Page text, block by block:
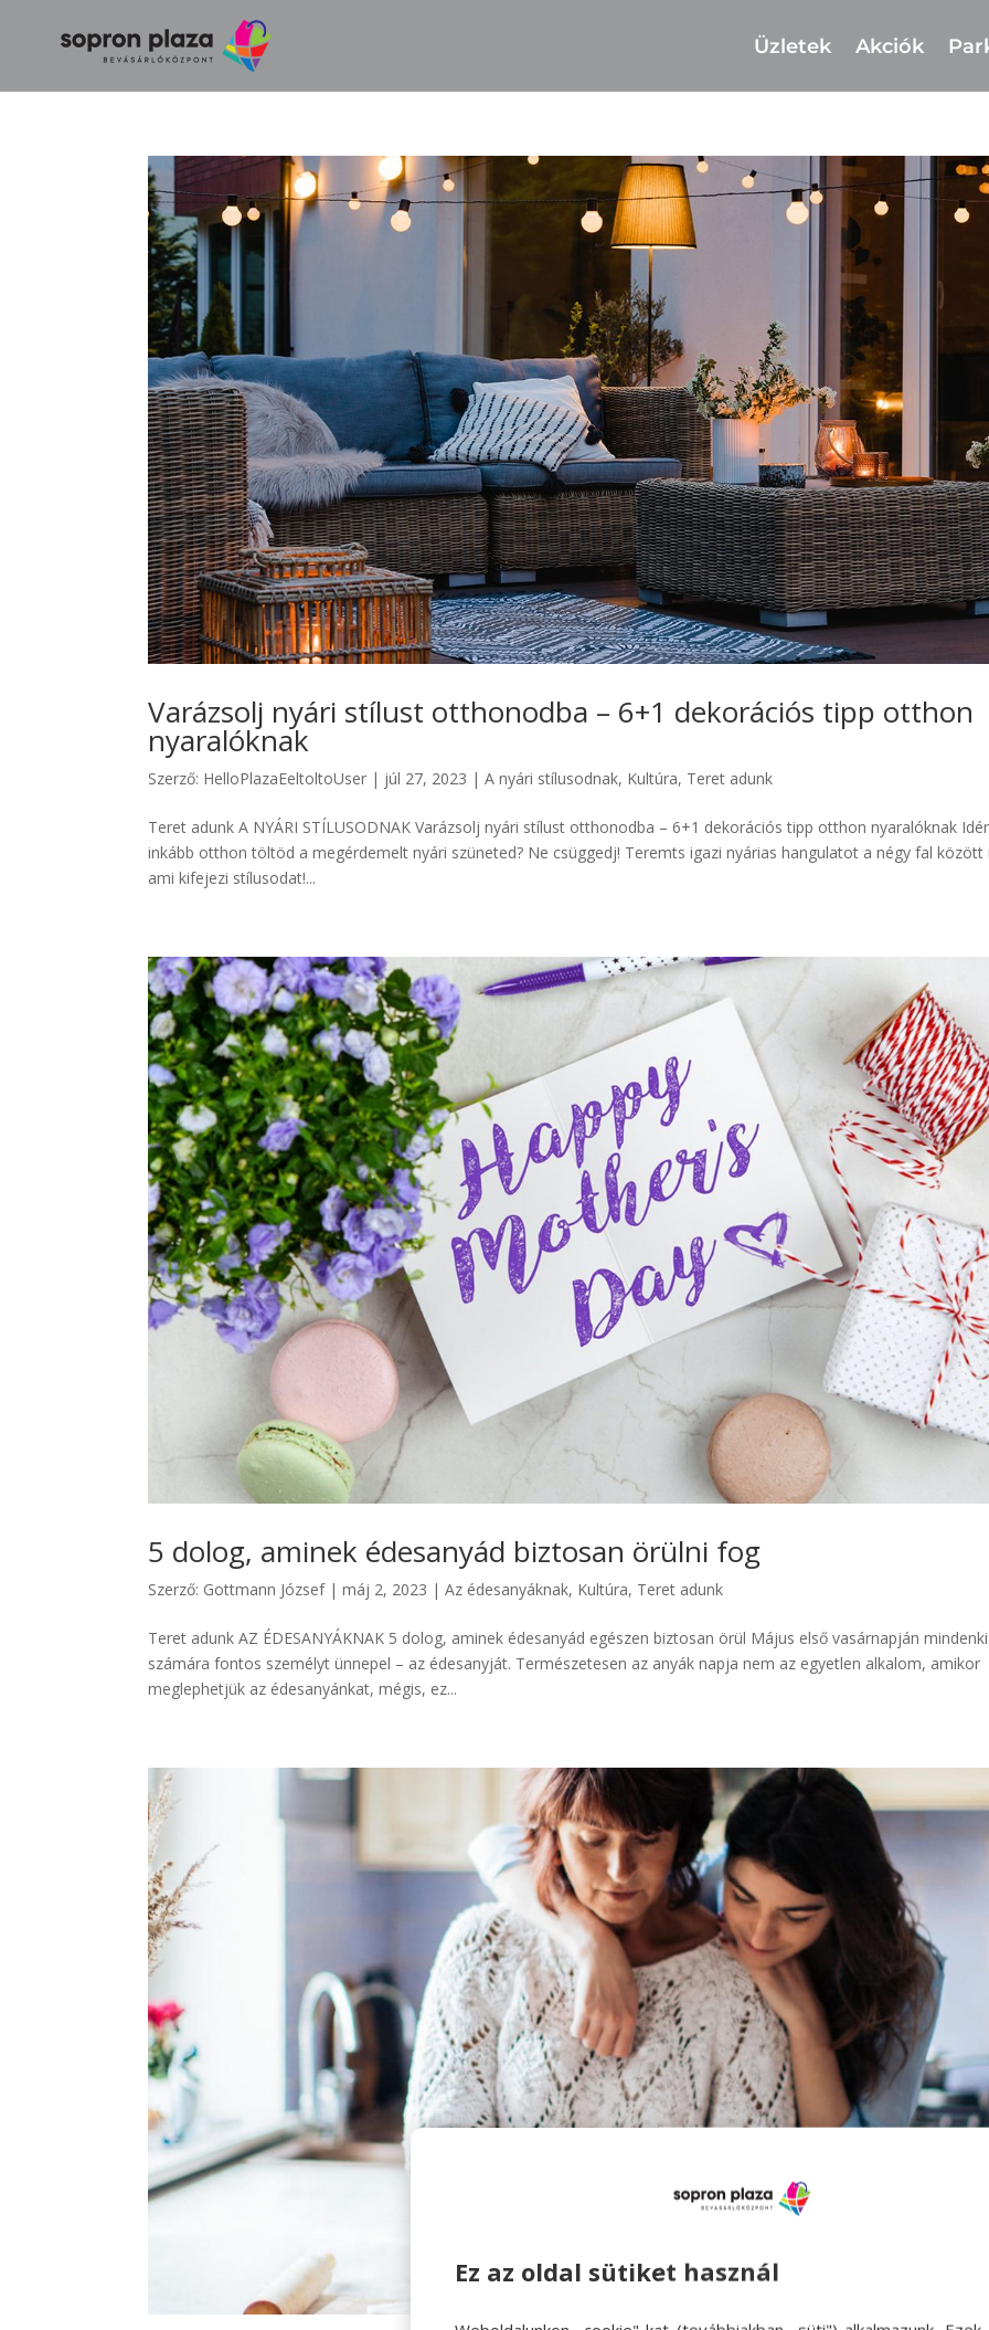
Üzletek Akciók
Varázsolj nyári stílust otthonodba – 6+1 dekorációs tipp otthon
nyaralóknak
Szerző: HelloPlazaEeltoltoUser | júl 27, 2023 |A nyári stílusodnak, Kultúra, Teret adunk
Teret adunk A NYÁRI STÍLUSODNAK Varázsolj nyári stílust otthonodba – 6+1 dekorációs tipp otthon nyaralóknak
inkább otthon töltöd a megérdemelt nyári szüneted? Ne csüggedj! Teremts igazi nyárias hangulatot a négy fal között
ami kifejezi stílusodat!...
5 dolog, aminek édesanyád biztosan örülni fog
Szerző: Gottmann József|máj 2, 2023 |Az édesanyáknak, Kultúra, Teret adunk
Teret adunk AZ ÉDESANYÁKNAK 5 dolog, aminek édesanyád egészen biztosan örül Május első vasárnapján
számára fontos személyt ünnepel – az édesanyját. Természetesen az anyák napja nem az egyetlen alkalom, amikor
meglephetjük az édesanyánkat, mégis, ez...
Ez az oldal sütiket használ